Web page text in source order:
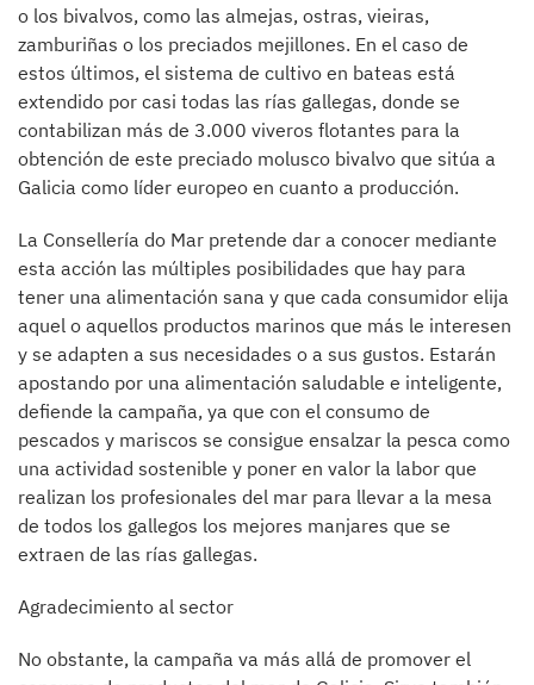
o los bivalvos, como las almejas, ostras, vieiras,
zamburiñas o los preciados mejillones. En el caso de
estos últimos, el sistema de cultivo en bateas está
extendido por casi todas las rías gallegas, donde se
contabilizan más de 3.000 viveros flotantes para la
obtención de este preciado molusco bivalvo que sitúa a
Galicia como líder europeo en cuanto a producción.
La Consellería do Mar pretende dar a conocer mediante
esta acción las múltiples posibilidades que hay para
tener una alimentación sana y que cada consumidor elija
aquel o aquellos productos marinos que más le interesen
y se adapten a sus necesidades o a sus gustos. Estarán
apostando por una alimentación saludable e inteligente,
defiende la campaña, ya que con el consumo de
pescados y mariscos se consigue ensalzar la pesca como
una actividad sostenible y poner en valor la labor que
realizan los profesionales del mar para llevar a la mesa
de todos los gallegos los mejores manjares que se
extraen de las rías gallegas.
Agradecimiento al sector
No obstante, la campaña va más allá de promover el